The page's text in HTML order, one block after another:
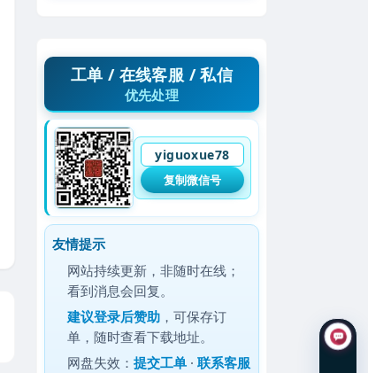
工单 / 在线客服 / 私信
优先处理
yiguoxue78
复制微信号
友情提示
网站持续更新，非随时在线；
看到消息会回复。
建议登录后赞助 ，可保存订
单，随时查看下载地址。
网盘失效：提交工单 ·联系客服